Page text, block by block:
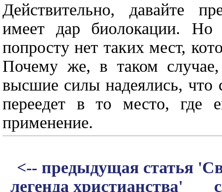
Действительно, давайте
имеет дар биолокации.
попросту нет таких мест,
Почему же, в таком
высшие силы надеялись, что
переедет в то место, где
применение.
<-- предыдущая статья
легенда христианства'